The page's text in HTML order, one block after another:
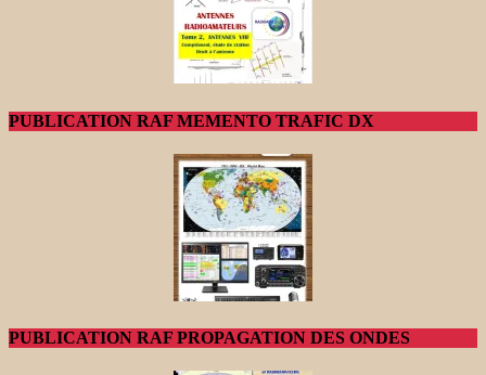
PUBLICATION RAF MEMENTO TRAFIC DX
PUBLICATION RAF PROPAGATION DES ONDES